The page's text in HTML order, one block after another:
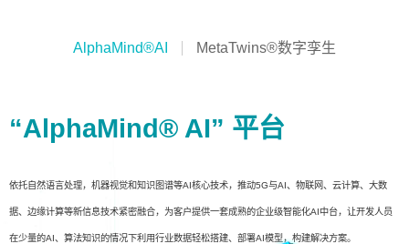
AlphaMind®AI MetaTwins®数字孪生
“AlphaMind® AI” 平台
依托自然语言处理，机器视觉和知识图谱等AI核心技术，推动5G与AI、物联网、云计算、大数
据、边缘计算等新信息技术紧密融合，为客户提供一套成熟的企业级智能化AI中台，让开发人员
在少量的AI、算法知识的情况下利用行业数据轻松搭建、部署AI模型，构建解决方案。